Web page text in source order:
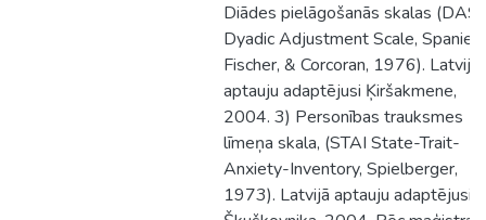
Diādes pielāgošanās skalas (DAS-
Dyadic Adjustment Scale, Spanier,
Fischer, & Corcoran, 1976). Latvijā
aptauju adaptējusi Ķiršakmene,
2004. 3) Personības trauksmes
līmeņa skala, (STAI State-Trait-
Anxiety-Inventory, Spielberger,
1973). Latvijā aptauju adaptējusi